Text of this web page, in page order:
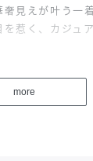
奢見えが叶う一
を惹く、カジュ
でカジュアル
more